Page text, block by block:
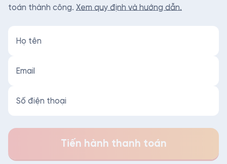
toán thành công. Xem quy định và hướng dẫn.
Tiến hành thanh toán